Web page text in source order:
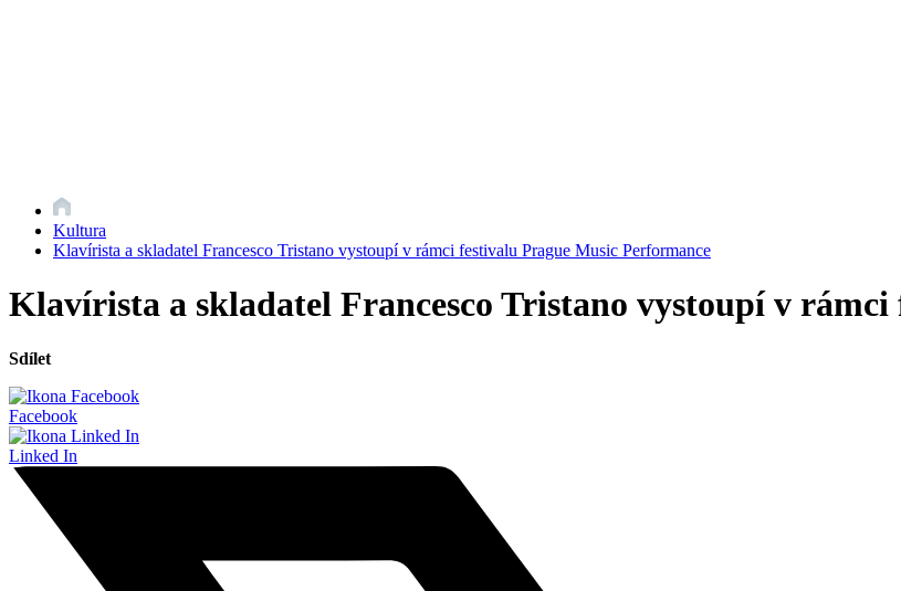
Kultura
Klavírista a skladatel Francesco Tristano vystoupí v rámci festivalu Prague Music Performance
Klavírista a skladatel Francesco Tristano vystoupí v
Sdílet
Facebook
Linked In